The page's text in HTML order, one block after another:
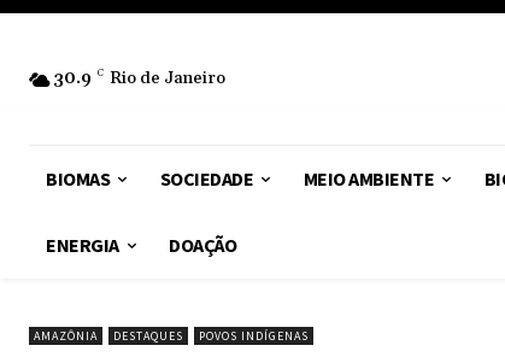
30.9 C Rio de Janeiro
BIOMAS SOCIEDADE MEIO AMBIENTE
ENERGIA DOAÇÃO
AMAZÔNIA DESTAQUES POVOS INDÍGENAS